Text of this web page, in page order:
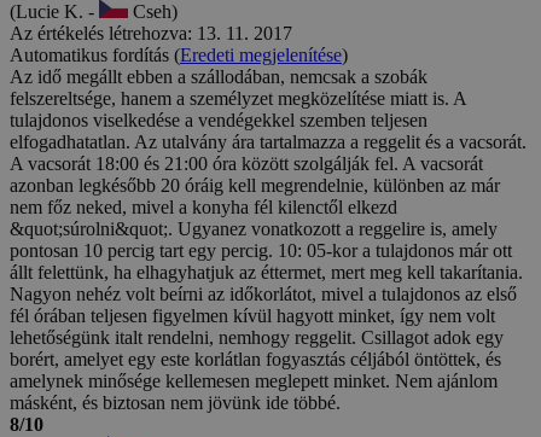
(Lucie K. -
Cseh)
Az értékelés létrehozva: 13. 11. 2017
Automatikus fordítás (Eredeti megjelenítése)
Az idő megállt ebben a szállodában, nemcsak a szobák
felszereltsége, hanem a személyzet megközelítése miatt is. A
tulajdonos viselkedése a vendégekkel szemben teljesen
elfogadhatatlan. Az utalvány ára tartalmazza a reggelit és a vacsorát.
A vacsorát 18:00 és 21:00 óra között szolgálják fel. A vacsorát
azonban legkésőbb 20 óráig kell megrendelnie, különben az már
nem főz neked, mivel a konyha fél kilenctől elkezd
&quot;súrolni&quot;. Ugyanez vonatkozott a reggelire is, amely
pontosan 10 percig tart egy percig. 10: 05-kor a tulajdonos már ott
állt felettünk, ha elhagyhatjuk az éttermet, mert meg kell takarítania.
Nagyon nehéz volt beírni az időkorlátot, mivel a tulajdonos az első
fél órában teljesen figyelmen kívül hagyott minket, így nem volt
lehetőségünk italt rendelni, nemhogy reggelit. Csillagot adok egy
borért, amelyet egy este korlátlan fogyasztás céljából öntöttek, és
amelynek minősége kellemesen meglepett minket. Nem ajánlom
másként, és biztosan nem jövünk ide többé.
8/10